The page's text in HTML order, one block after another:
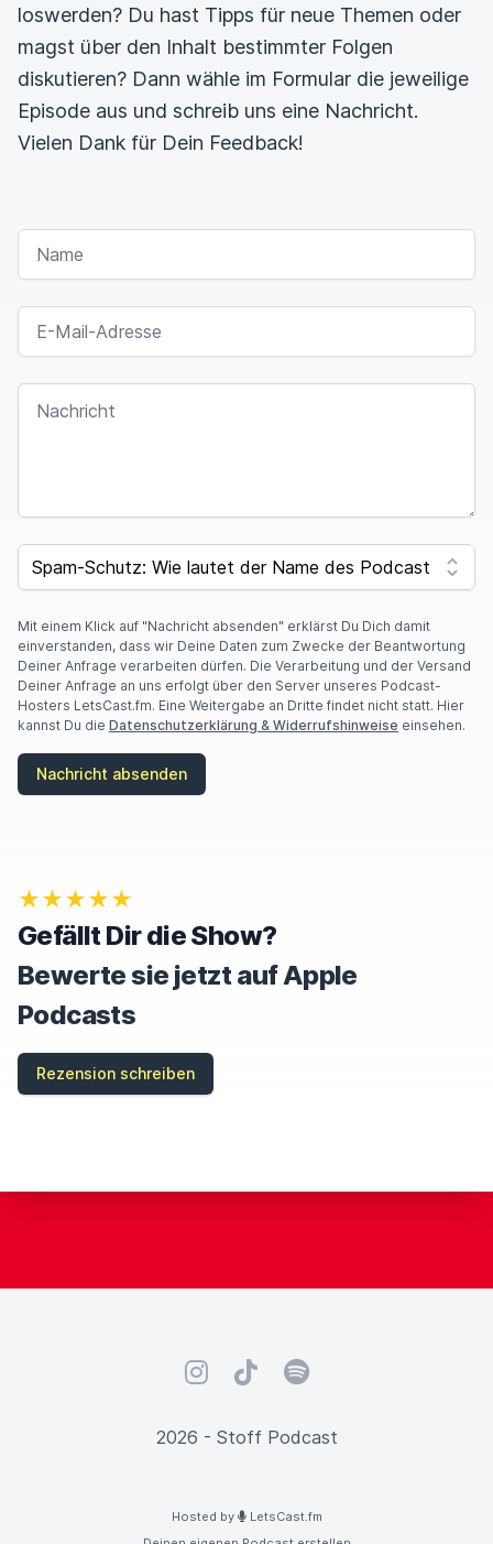
loswerden? Du hast Tipps für neue Themen oder
magst über den Inhalt bestimmter Folgen
diskutieren? Dann wähle im Formular die jeweilige
Episode aus und schreib uns eine Nachricht.
Vielen Dank für Dein Feedback!
NAME
E-MAIL-ADRESSE
NACHRICHT
F
O
A
R
E
A
H
U
R
E
T
H
I
S
F
E
SPAM CAPTCHA
Mit einem Klick auf "Nachricht absenden" erklärst Du Dich damit
einverstanden, dass wir Deine Daten zum Zwecke der Beantwortung
Deiner Anfrage verarbeiten dürfen. Die Verarbeitung und der Versand
Deiner Anfrage an uns erfolgt über den Server unseres Podcast-
Hosters LetsCast.fm. Eine Weitergabe an Dritte findet nicht statt. Hier
kannst Du die Datenschutzerklärung & Widerrufshinweise einsehen.
Nachricht absenden
★★★★★
Gefällt Dir die Show?
Bewerte sie jetzt auf Apple
Podcasts
Rezension schreiben
InstagramTikTokSpotify
2026 - Stoff Podcast
Hosted by
LetsCast.fm